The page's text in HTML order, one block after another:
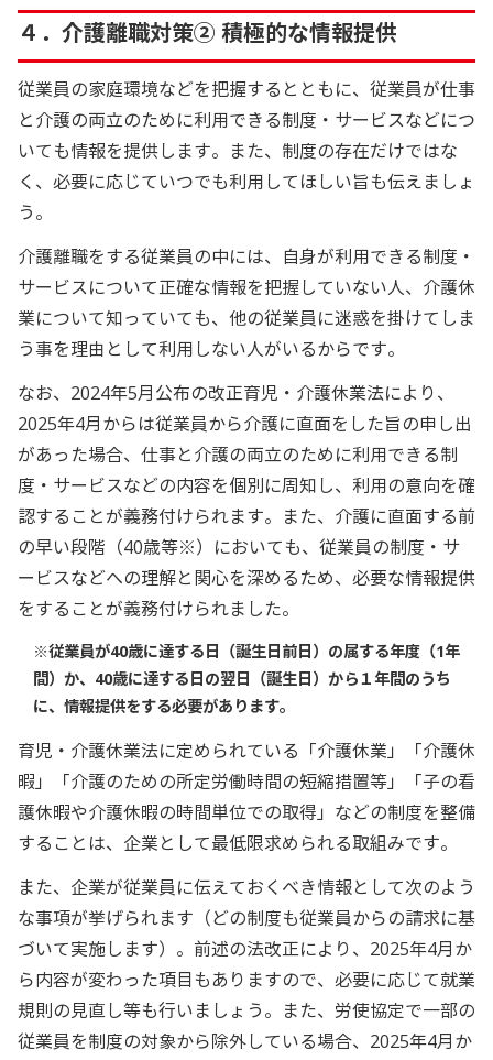
４．介護離職対策② 積極的な情報提供
従業員の家庭環境などを把握するとともに、従業員が仕事
と介護の両立のために利用できる制度・サービスなどにつ
いても情報を提供します。また、制度の存在だけではな
く、必要に応じていつでも利用してほしい旨も伝えましょ
う。
介護離職をする従業員の中には、自身が利用できる制度・
サービスについて正確な情報を把握していない人、介護休
業について知っていても、他の従業員に迷惑を掛けてしま
う事を理由として利用しない人がいるからです。
なお、2024年5月公布の改正育児・介護休業法により、
2025年4月からは従業員から介護に直面をした旨の申し出
があった場合、仕事と介護の両立のために利用できる制
度・サービスなどの内容を個別に周知し、利用の意向を確
認することが義務付けられます。また、介護に直面する前
の早い段階（40歳等※）においても、従業員の制度・サ
ービスなどへの理解と関心を深めるため、必要な情報提供
をすることが義務付けられました。
※従業員が40歳に達する日（誕生日前日）の属する年度（1年
間）か、40歳に達する日の翌日（誕生日）から１年間のうち
に、情報提供をする必要があります。
育児・介護休業法に定められている「介護休業」「介護休
暇」「介護のための所定労働時間の短縮措置等」「子の看
護休暇や介護休暇の時間単位での取得」などの制度を整備
することは、企業として最低限求められる取組みです。
また、企業が従業員に伝えておくべき情報として次のよう
な事項が挙げられます（どの制度も従業員からの請求に基
づいて実施します）。前述の法改正により、2025年4月か
ら内容が変わった項目もありますので、必要に応じて就業
規則の見直し等も行いましょう。また、労使協定で一部の
従業員を制度の対象から除外している場合、2025年4月か